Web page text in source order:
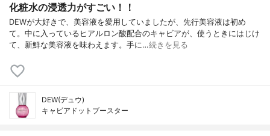
化粧水の浸透力がすごい！！
DEWが大好きで、美容液を愛用していましたが、先行美容液は初め
て。中に入っているヒアルロン酸配合のキャビアが、使うときにはじけ
て、新鮮な美容液を味わえます。手に…続きを見る
DEW(デュウ)
キャビアドットブースター